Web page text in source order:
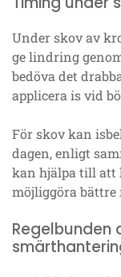
Under skov av
ge lindring
bedöva det
applicera is vid
För skov kan
dagen, enligt
kan hjälpa till att
möjliggöra bättre
Regelbunden